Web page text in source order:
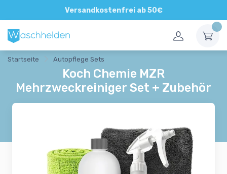
Versandkostenfrei ab 50€
Direkte und persönliche Beratung
Startseite Autopflege Sets
Koch Chemie MZR
Mehrzweckreiniger Set + Zubehör